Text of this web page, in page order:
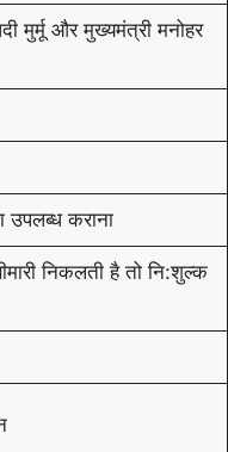
मुर्मू और मुख्यमंत्री मनोहर
कराना
निकलती है तो नि:शुल्क